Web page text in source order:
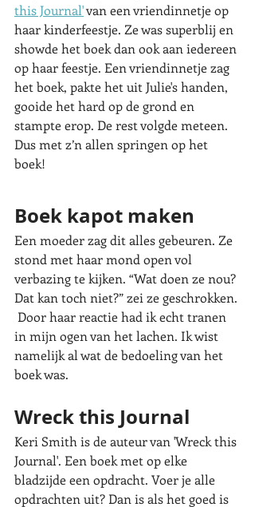
this Journal' van een vriendinnetje op
haar kinderfeestje. Ze was superblij en
showde het boek dan ook aan iedereen
op haar feestje. Een vriendinnetje zag
het boek, pakte het uit Julie's handen,
gooide het hard op de grond en
stampte erop. De rest volgde meteen.
Dus met z’n allen springen op het
boek!
Boek kapot maken
Een moeder zag dit alles gebeuren. Ze
stond met haar mond open vol
verbazing te kijken. “Wat doen ze nou?
Dat kan toch niet?” zei ze geschrokken.
Door haar reactie had ik echt tranen
in mijn ogen van het lachen. Ik wist
namelijk al wat de bedoeling van het
boek was.
Wreck this Journal
Keri Smith is de auteur van 'Wreck this
Journal'. Een boek met op elke
bladzijde een opdracht. Voer je alle
opdrachten uit? Dan is als het goed is